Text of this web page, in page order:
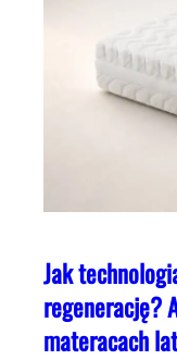
Jak
regenerację?
materacach